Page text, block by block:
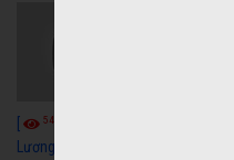
5459
Lương Xã Hội Siêu